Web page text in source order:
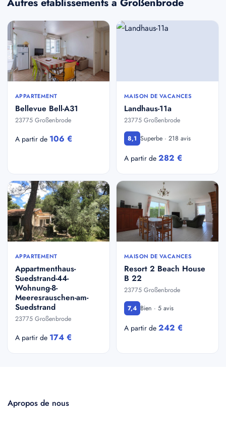
APPARTEMENT
Bellevue Bell-A31
23775 Großenbrode
A partir de 106 €
MAISON DE VACANCES
Landhaus-11a
23775 Großenbrode
8,1 Superbe · 218 avis
A partir de 282 €
APPARTEMENT
Appartmenthaus-
Suedstrand-44-
Wohnung-8-
Meeresrauschen-am-
Suedstrand
23775 Großenbrode
A partir de 174 €
MAISON DE VACANCES
Resort 2 Beach House
B 22
23775 Großenbrode
7,4 Bien · 5 avis
A partir de 242 €
Apropos de nous